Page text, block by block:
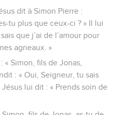
dit à Simon Pierre :
tu plus que ceux-ci ? » Il lui
que j’ai de l’amour pour
agneaux. »
Simon, fils de Jonas,
: « Oui, Seigneur, tu sais
lui dit : « Prends soin de